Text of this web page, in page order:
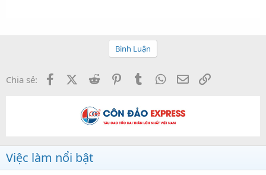
Bình Luận
Chia sẻ: FacebookX (Twitter)
Reddit PinterestTumblr WhatsApp
Email
Việc làm nổi bật